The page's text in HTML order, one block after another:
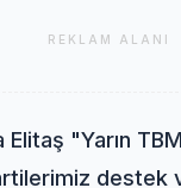
REKLAM ALANI
"Yarın
destek